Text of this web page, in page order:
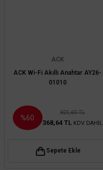
ACK
ACK Wi-Fi Akıllı Anahtar AY26-
01010
%60
921,60 TL
368,64 TL KDV DAHİL
Sepete Ekle